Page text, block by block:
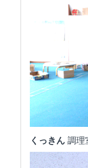
くっきん 調理